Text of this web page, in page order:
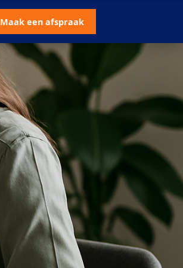
Maak een afspraak